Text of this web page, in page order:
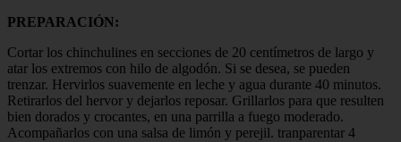
PREPARACIÓN:
Cortar los chinchulines en secciones de 20 centímetros de largo y
atar los extremos con hilo de algodón. Si se desea, se pueden
trenzar. Hervirlos suavemente en leche y agua durante 40 minutos.
Retirarlos del hervor y dejarlos reposar. Grillarlos para que resulten
bien dorados y crocantes, en una parrilla a fuego moderado.
Acompañarlos con una salsa de limón y perejil. tranparentar 4